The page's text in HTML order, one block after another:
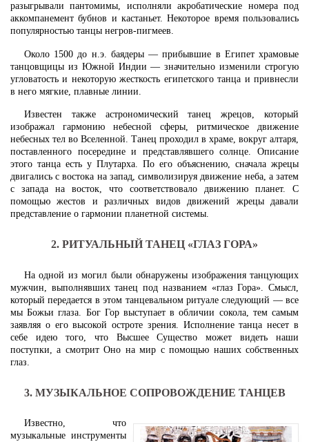
разыгрывали пантомимы, исполняли акробатические номера под
аккомпанемент бубнов и кастаньет. Некоторое время пользовались
популярностью танцы негров-пигмеев.
Около 1500 до н.э. баядеры — прибывшие в Египет храмовые
танцовщицы из Южной Индии — значительно изменили строгую
угловатость и некоторую жесткость египетского танца и привнесли
в него мягкие, плавные линии.
Известен также астрономический танец жрецов, который
изображал гармонию небесной сферы, ритмическое движение
небесных тел во Вселенной. Танец проходил в храме, вокруг алтаря,
поставленного посередине и представлявшего солнце. Описание
этого танца есть у Плутарха. По его объяснению, сначала жрецы
двигались с востока на запад, символизируя движение неба, а затем
с запада на восток, что соответствовало движению планет. С
помощью жестов и различных видов движений жрецы давали
представление о гармонии планетной системы.
2. РИТУАЛЬНЫЙ ТАНЕЦ «ГЛАЗ ГОРА»
На одной из могил были обнаружены изображения танцующих
мужчин, выполнявших танец под названием «глаз Гора». Смысл,
который передается в этом танцевальном ритуале следующий — все
мы Божьи глаза. Бог Гор выступает в обличии сокола, тем самым
заявляя о его высокой остроте зрения. Исполнение танца несет в
себе идею того, что Высшее Существо может видеть наши
поступки, а смотрит Оно на мир с помощью наших собственных
глаз.
3. МУЗЫКАЛЬНОЕ СОПРОВОЖДЕНИЕ ТАНЦЕВ
Известно, что
музыкальные инструменты